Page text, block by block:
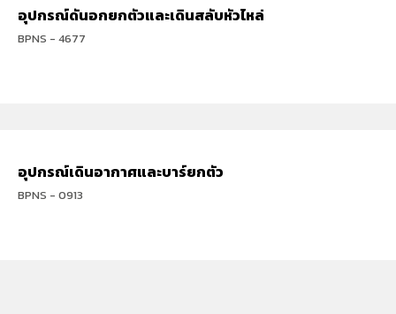
อุปกรณ์ดันอกยกตัวและเดินสลับหัวไหล่
BPNS - 4677
อุปกรณ์เดินอากาศและบาร์ยกตัว
BPNS - 0913